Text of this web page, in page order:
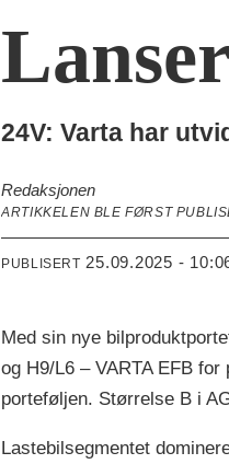
24V: Varta har
Redaksjonen
ARTIKKELEN BLE FØRST
PUBLISERT 25.09.2025 -
Med sin nye
og H9/L6 – VARTA EFB
porteføljen. Størrelse B i
Lastebilsegmentet